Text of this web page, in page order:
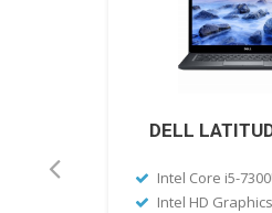
DELL
Intel Core i5-
Intel HD